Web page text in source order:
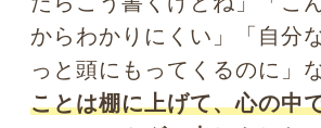
効率がアップしますよ。
Photo by pixta